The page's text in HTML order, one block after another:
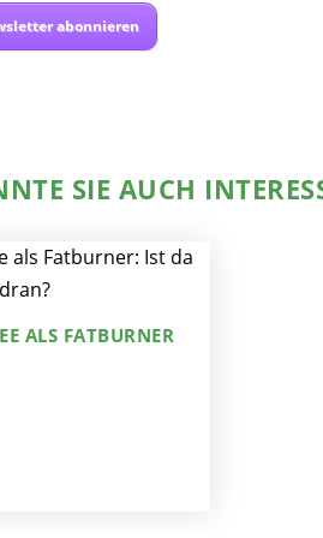
abonnieren
SIE AUCH
ALS FATBURNER